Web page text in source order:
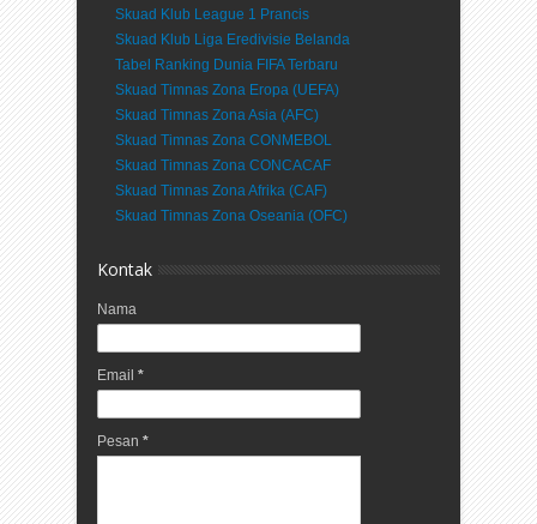
Skuad Klub League 1 Prancis
Skuad Klub Liga Eredivisie Belanda
Tabel Ranking Dunia FIFA Terbaru
Skuad Timnas Zona Eropa (UEFA)
Skuad Timnas Zona Asia (AFC)
Skuad Timnas Zona CONMEBOL
Skuad Timnas Zona CONCACAF
Skuad Timnas Zona Afrika (CAF)
Skuad Timnas Zona Oseania (OFC)
Kontak
Nama
Email *
Pesan *